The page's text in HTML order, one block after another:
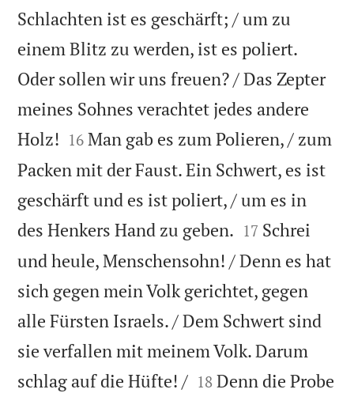
Schlachten ist es geschärft; / um zu
einem Blitz zu werden, ist es poliert.
Oder sollen wir uns freuen? / Das Zepter
meines Sohnes verachtet jedes andere
Holz! 

16 Man gab es zum Polieren, / zum
Packen mit der Faust. Ein Schwert, es ist
geschärft und es ist poliert, / um es in
des Henkers Hand zu geben. 

17 Schrei
und heule, Menschensohn! / Denn es hat
sich gegen mein Volk gerichtet, gegen
alle Fürsten Israels. / Dem Schwert sind
sie verfallen mit meinem Volk. Darum
schlag auf die Hüfte! /
18 Denn die Probe